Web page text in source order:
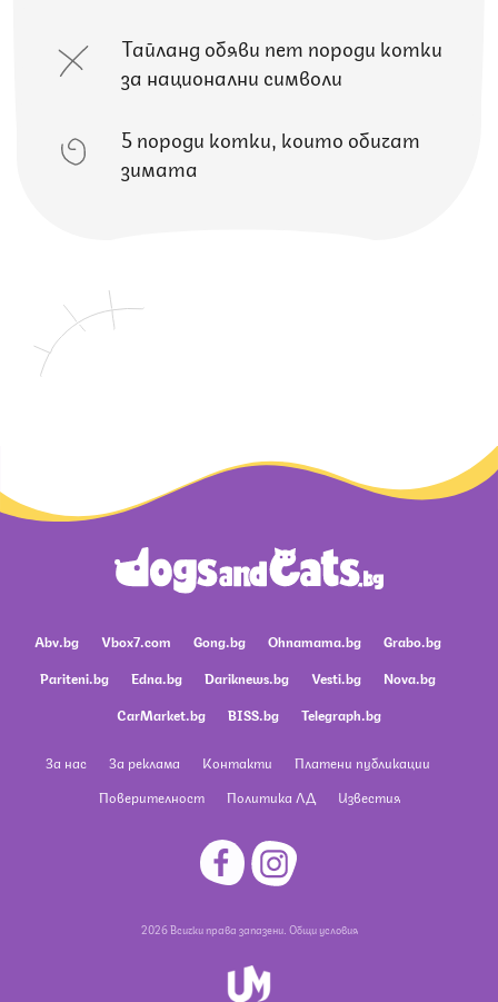
Тайланд обяви пет породи котки
за национални символи
5 породи котки, които обичат
зимата
Abv.bg Vbox7.com Gong.bg Ohnamama.bg
Grabo.bg
Pariteni.bg
Edna.bg Dariknews.bg Vesti.bg
Nova.bg
CarMarket.bg
BISS.bg Telegraph.bg
За нас За реклама Контакти
Платени публикации
Поверителност
Политика ЛД Известия
2026 Всички права запазени. Общи условия